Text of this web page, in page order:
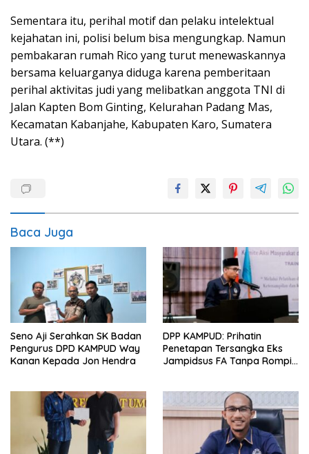
Sementara itu, perihal motif dan pelaku intelektual
kejahatan ini, polisi belum bisa mengungkap. Namun
pembakaran rumah Rico yang turut menewaskannya
bersama keluarganya diduga karena pemberitaan
perihal aktivitas judi yang melibatkan anggota TNI di
Jalan Kapten Bom Ginting, Kelurahan Padang Mas,
Kecamatan Kabanjahe, Kabupaten Karo, Sumatera
Utara. (**)
Baca Juga
Seno Aji Serahkan SK Badan
Pengurus DPD KAMPUD Way
Kanan Kepada Jon Hendra
DPP KAMPUD: Prihatin
Penetapan Tersangka Eks
Jampidsus FA Tanpa Rompi